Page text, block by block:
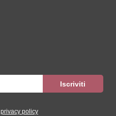
privacy policy